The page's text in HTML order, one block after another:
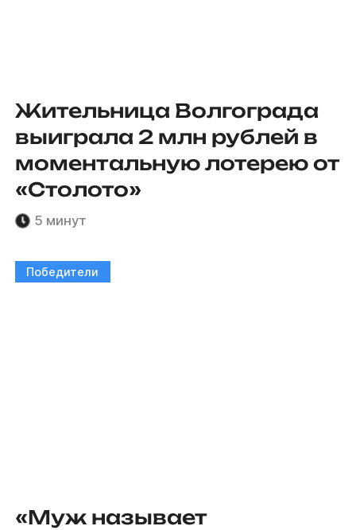
Жительница Волгограда
выиграла 2 млн рублей в
моментальную лотерею от
«Столото»
5 минут
Победители
«Муж называет